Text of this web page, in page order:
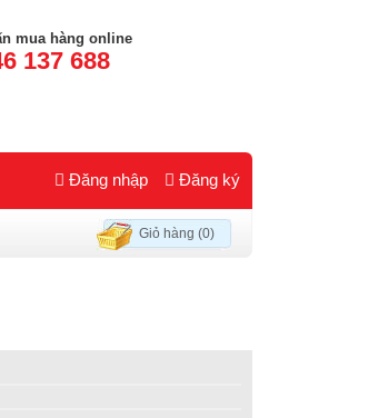
mua hàng online
137 688
Đăng nhập Đăng ký
Giỏ hàng (0)